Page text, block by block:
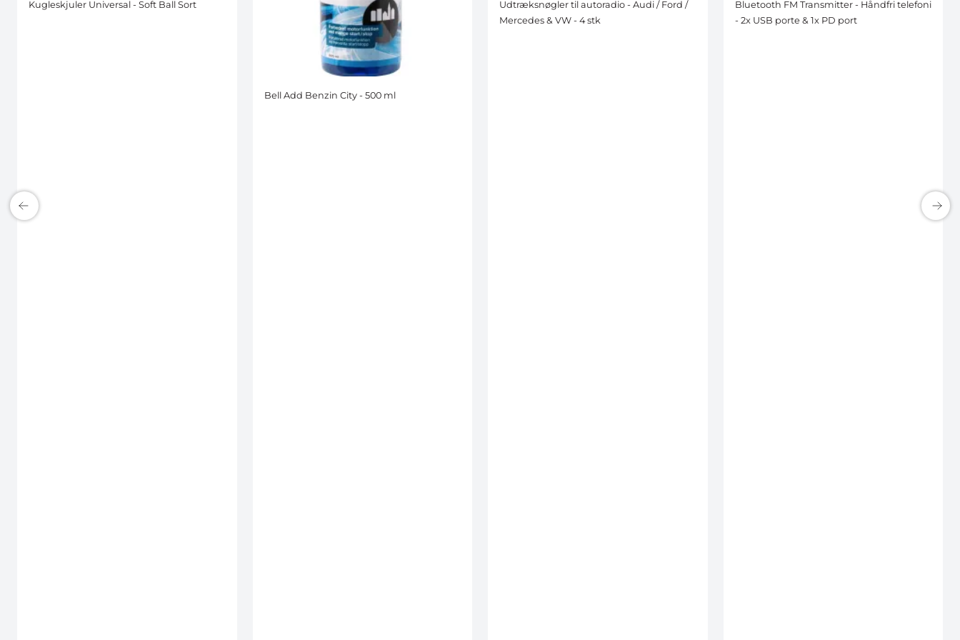
Kugleskjuler Universal - Soft Ball Sort
Bell Add Benzin City - 500 ml
Udtræksnøgler til autoradio - Audi / Ford /
Mercedes & VW - 4 stk
Bluetooth FM Transmitter - Håndfri telefoni
- 2x USB porte & 1x PD port